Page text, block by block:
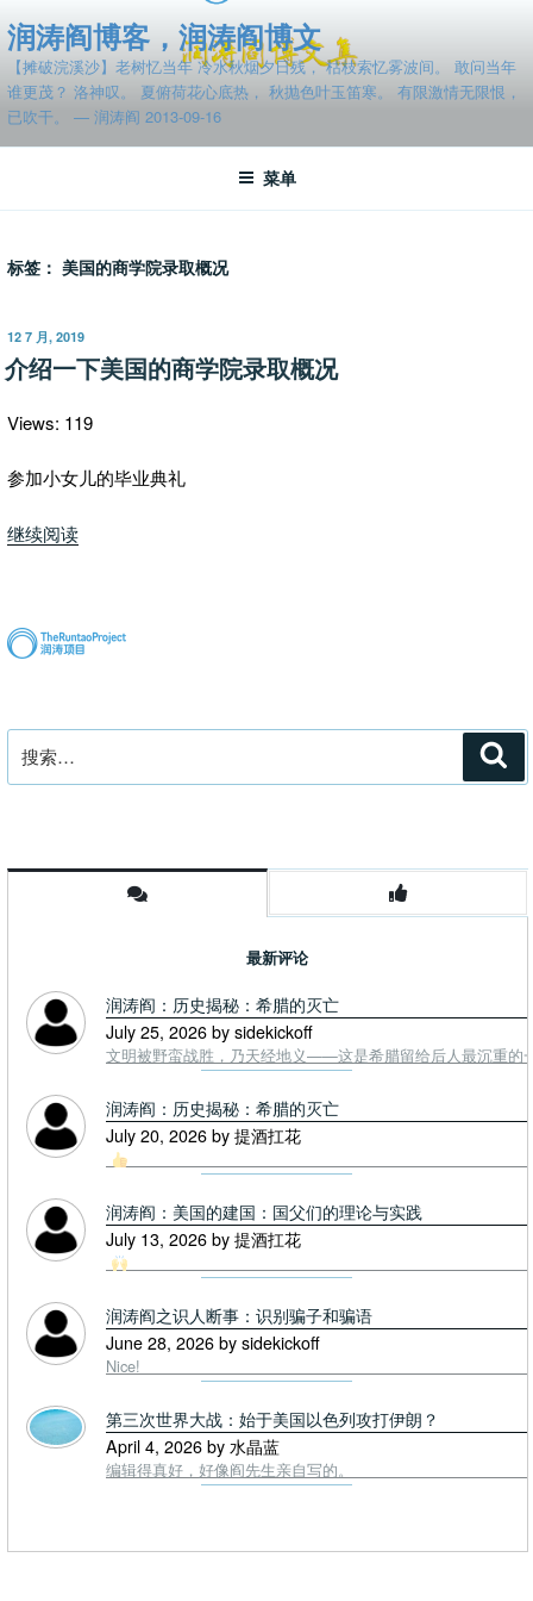
至
容
润涛阎博客，润涛阎博文
【摊破浣溪沙】老树忆当年 冷水秋烟夕日残， 枯枝索忆雾波间。 敢问当年
谁更茂？ 洛神叹。 夏俯荷花心底热， 秋抛色叶玉笛寒。 有限激情无限恨，
已吹干。 — 润涛阎 2013-09-16
菜单
标签： 美国的商学院录取概况
发
布
于
12 7 月, 2019
介绍一下美国的商学院录取概况
Views: 119
参加小女儿的毕业典礼
继续阅读“介
美
商
院
概
索：
最新评论
润涛阎：历史揭秘：希腊的灭亡
July 25, 2026 by sidekickoff
文明被野蛮战胜，乃天经地义——这是希腊留给后人最沉重的
润涛阎：历史揭秘：希腊的灭亡
July 20, 2026 by 提酒扛花
润涛阎：美国的建国：国父们的理论与实践
July 13, 2026 by 提酒扛花
润涛阎之识人断事：识别骗子和骗语
June 28, 2026 by sidekickoff
Nice!
第三次世界大战：始于美国以色列攻打伊朗？
April 4, 2026 by 水晶蓝
编辑得真好，好像阎先生亲自写的。